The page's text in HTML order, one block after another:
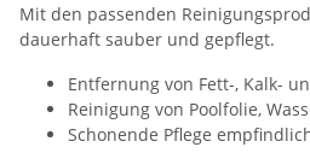
Mit den passenden
dauerhaft sauber und gepflegt.
Entfernung von Fett-, Kalk-
Reinigung von Poolfolie,
Schonende Pflege